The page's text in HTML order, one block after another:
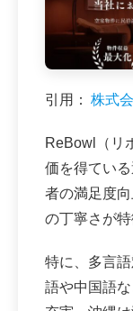
引用： 株式
ReBowl（リ
価を得てい
者の満足度
の丁寧さが特
特に、多言
語や中国語